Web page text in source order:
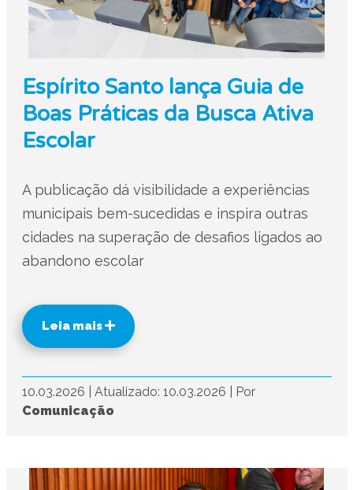
Espírito Santo lança Guia de
Boas Práticas da Busca Ativa
Escolar
A publicação dá visibilidade a experiências
municipais bem-sucedidas e inspira outras
cidades na superação de desafios ligados ao
abandono escolar
Leia mais
10.03.2026 Atualizado: 10.03.2026
Por
Comunicação